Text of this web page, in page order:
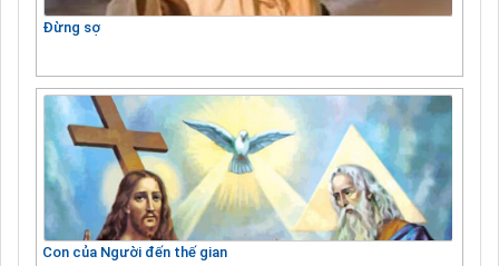
Đừng sợ
Con của Người đến thế gian